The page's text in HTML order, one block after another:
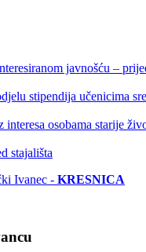
javnošću –
stipendija učenicima
interesa osobama starije
stajališta
Ivanec - KRESNICA